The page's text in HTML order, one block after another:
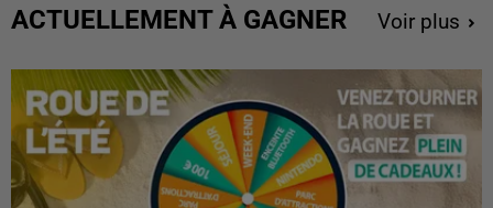
ACTUELLEMENT À GAGNER Voir plus